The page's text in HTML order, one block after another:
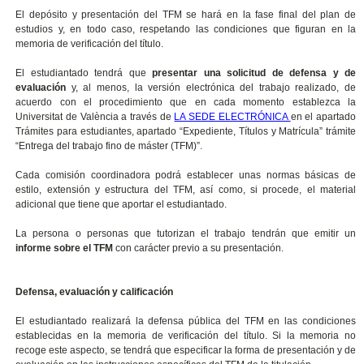
El depósito y presentación del TFM se hará en la fase final del plan de
estudios y, en todo caso, respetando las condiciones que figuran en la
memoria de verificación del título.
El estudiantado tendrá quepresentar una solicitud de defensa y de
evaluación y, al menos, la versión electrónica del trabajo realizado, de
acuerdo con el procedimiento que en cada momento establezca la
Universitat de València a través de LA SEDE ELECTRÓNICA en el apartado
Trámites para estudiantes, apartado “Expediente, Títulos y Matrícula” trámite
“Entrega del trabajo fino de máster (TFM)”.
Cada comisión coordinadora podrá establecer unas normas básicas de
estilo, extensión y estructura del TFM, así como, si procede, el material
adicional que tiene que aportar el estudiantado.
La persona o personas que tutorizan el trabajo tendrán que emitir un
informe sobre el TFMcon carácter previo a su presentación.
Defensa, evaluación y calificación
El estudiantado realizará la defensa pública del TFM en las condiciones
establecidas en la memoria de verificación del título. Si la memoria no
recoge este aspecto, se tendrá que especificar la forma de presentación y de